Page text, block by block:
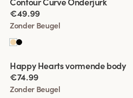
welke stijl het beste bij je garderobe
€49.99
Zonder Beugel
Viewing image 1 of 2
Happy Hearts vormende body
€74.99
Zonder Beugel